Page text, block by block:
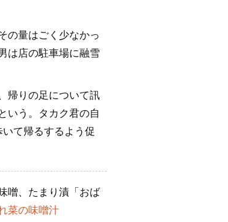
の量はごく少なかっ
は店の駐車場に融雪
帰りの足について訊
いう。タカク君の自
て帰るするよう促
噌、たまり漬「おば
菜の味噌汁